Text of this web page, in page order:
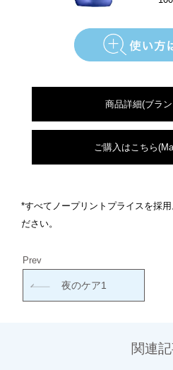
商品詳細(ブラ
ご購入はこちら
*すべてノープリントプライスを採
ださい。
Prev
夜のケア1
関連